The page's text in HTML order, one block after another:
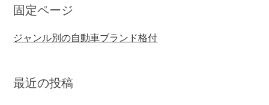
固定ページ
ジャンル別の自動車ブランド格付
最近の投稿